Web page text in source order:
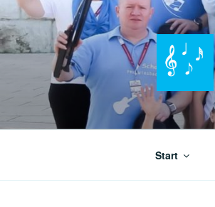
Przeskocz
do
treści
Start